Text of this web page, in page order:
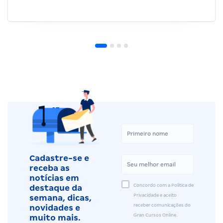
Cadastre-se e
receba as
notícias em
destaque da
semana, dicas,
novidades e
muito mais.
Concordo com a Política de
Privacidade e aceito
receber comunicações do
Gran Cursos Online.